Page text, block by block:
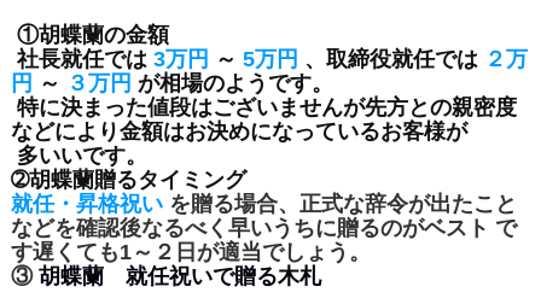
①胡蝶蘭の金額
社長就任では 3万円 ～ 5万円 、取締役就任では ２万
円 ～ ３万円 が相場のようです。
特に決まった値段はございませんが先方との親密度
などにより金額はお決めになっているお客様が
多いいです。
➁胡蝶蘭贈るタイミング
就任・昇格祝い を贈る場合、正式な辞令が出たこと
などを確認後なるべく早いうちに贈るのがベスト で
す遅くても1～２日が適当でしょう。
③ 胡蝶蘭 就任祝いで贈る木札